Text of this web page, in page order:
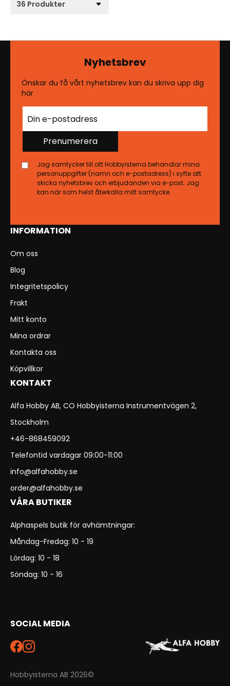
INFORMATION
Om oss
Blog
Integritetspolicy
Frakt
Mitt konto
Mina ordrar
Kontakta oss
Köpvillkor
KONTAKT
Alfa Hobby AB, CO Hobbyisterna Instrumentvägen 2,
Stockholm
+46-868459092
Telefontid vardagar 09:00-11:00
info@alfahobby.se
order@alfahobby.se
VÅRA BUTIKER
Alphaspels butik för avhämtningar:
Måndag-Fredag: 10 - 19
Lördag: 10 - 18
Söndag: 10 - 16
SOCIAL MEDIA
Nyhetsbrev
Önskar du få vårt nyhetsbrev kan du skriva upp dig
här
Prenumerera
Jag samtycker till att Hobbyisterna behandlar mina
personuppgifter (namn och e-postadress) i syfte att
skicka nyhetsbrev och erbjudanden via e-post. Jag
kan när som helst återkalla mitt samtycke.
Hobbyisterna AB 2026©